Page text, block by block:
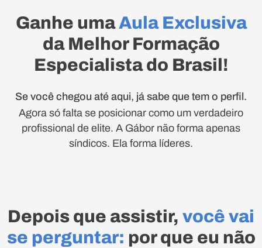
Ganhe umaAula Exclusiva
da Melhor Formação
Especialista do Brasil!
Se você chegou até aqui, já sabe que tem o perfil.
Agora só falta se posicionar como um verdadeiro
profissional de elite. A Gábor não forma apenas
síndicos. Ela forma líderes.
Depois que assistir, você vai
se perguntar: por que eu não